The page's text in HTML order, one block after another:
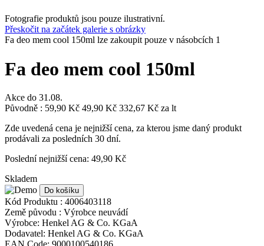
Fotografie produktů jsou pouze ilustrativní.
Přeskočit na začátek galerie s obrázky
Fa deo mem cool 150ml lze zakoupit pouze v násobcích 1
Fa deo mem cool 150ml
Akce do 31.08.
Původně : 59,90 Kč 49,90 Kč 332,67 Kč za lt
Zde uvedená cena je nejnižší cena, za kterou jsme daný produkt
prodávali za posledních 30 dní.
Poslední nejnižší cena: 49,90 Kč
Skladem
Do košíku
Kód Produktu : 4006403118
Země původu : Výrobce neuvádí
Výrobce: Henkel AG & Co. KGaA
Dodavatel: Henkel AG & Co. KGaA
EAN Code: 9000100540186